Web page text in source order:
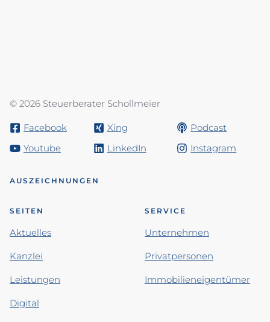
© 2026 Steuerberater Schollmeier
Facebook Xing
Podcast
Youtube
LinkedIn Instagram
AUSZEICHNUNGEN
SEITEN
Aktuelles
Kanzlei
Leistungen
Digital
SERVICE
Unternehmen
Privatpersonen
Immobilieneigentümer